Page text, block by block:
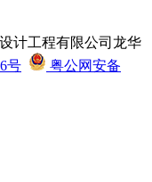
计工程有限公司龙华
号
粤公网安备